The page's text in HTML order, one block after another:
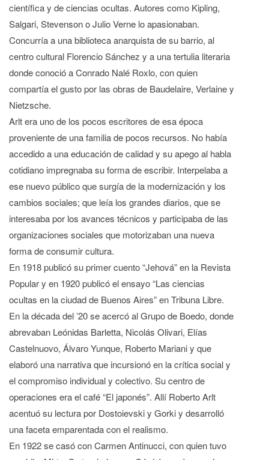
científica y de ciencias ocultas. Autores como Kipling,
Salgari, Stevenson o Julio Verne lo apasionaban.
Concurría a una biblioteca anarquista de su barrio, al
centro cultural Florencio Sánchez y a una tertulia literaria
donde conoció a Conrado Nalé Roxlo, con quien
compartía el gusto por las obras de Baudelaire, Verlaine y
Nietzsche.
Arlt era uno de los pocos escritores de esa época
proveniente de una familia de pocos recursos. No había
accedido a una educación de calidad y su apego al habla
cotidiano impregnaba su forma de escribir. Interpelaba a
ese nuevo público que surgía de la modernización y los
cambios sociales; que leía los grandes diarios, que se
interesaba por los avances técnicos y participaba de las
organizaciones sociales que motorizaban una nueva
forma de consumir cultura.
En 1918 publicó su primer cuento “Jehová” en la Revista
Popular y en 1920 publicó el ensayo “Las ciencias
ocultas en la ciudad de Buenos Aires” en Tribuna Libre.
En la década del ’20 se acercó al Grupo de Boedo, donde
abrevaban Leónidas Barletta, Nicolás Olivari, Elías
Castelnuovo, Álvaro Yunque, Roberto Mariani y que
elaboró una narrativa que incursionó en la crítica social y
el compromiso individual y colectivo. Su centro de
operaciones era el café “El japonés”. Allí Roberto Arlt
acentuó su lectura por Dostoievski y Gorki y desarrolló
una faceta emparentada con el realismo.
En 1922 se casó con Carmen Antinucci, con quien tuvo